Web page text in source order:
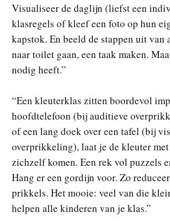
Visualiseer de daglijn (liefst een
klasregels of kleef een foto op hun
kapstok. En beeld de stappen uit
naar toilet gaan, een taak maken.
nodig heeft.”
“Een kleuterklas zitten boordevol
hoofdtelefoon (bij auditieve
of een lang doek over een tafel (bij
overprikkeling), laat je de kleuter
zichzelf komen. Een rek vol puzzels
Hang er een gordijn voor. Zo
prikkels. Het mooie: veel van die
helpen alle kinderen van je klas.”